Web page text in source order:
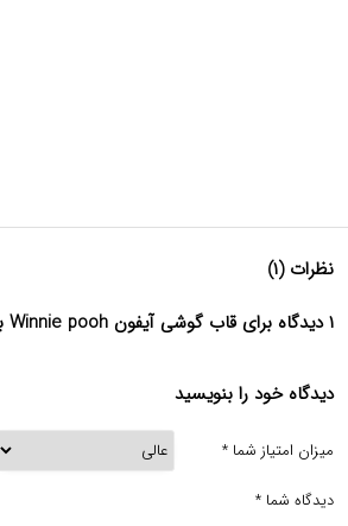
نظرات (۱)
۱ دیدگاه برای قاب گوشی آیفون Winnie pooh باسن پرتزی
دیدگاه خود را بنویسید
میزان امتیاز شما *
دیدگاه شما *